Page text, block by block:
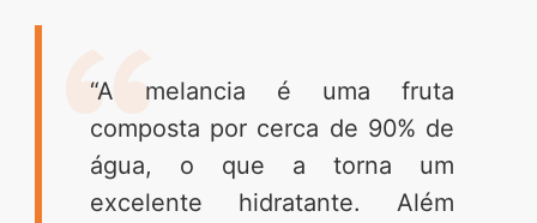
“A melancia é uma fruta
composta por cerca de 90% de
água, o que a torna um
excelente hidratante. Além